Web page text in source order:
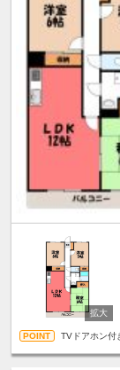
TVドアホン付